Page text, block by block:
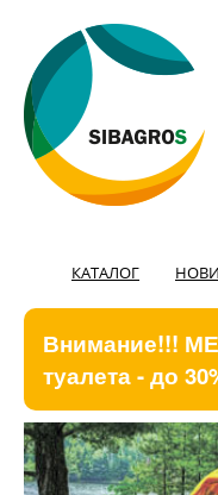
КАТАЛОГ
Внимание!!!
туалета - до